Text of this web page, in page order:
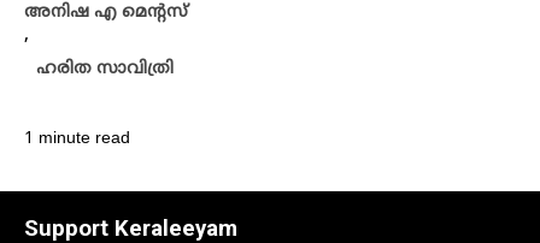
അനിഷ എ മെന്റസ്
,
ഹരിത സാവിത്രി
1 minute read
Support Keraleeyam